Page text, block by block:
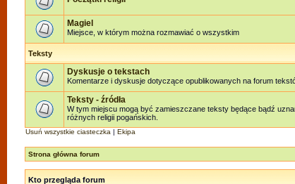
Magiel
Miejsce, w którym można rozmawiać o wszystkim
Teksty
Dyskusje o tekstach
Komentarze i dyskusje dotyczące opublikowanych na forum
Teksty - źródła
W tym miejscu mogą być zamieszczane teksty będące bądź
różnych religii pogańskich.
Usuń wszystkie ciasteczka | Ekipa
Strona główna forum
Kto przegląda forum